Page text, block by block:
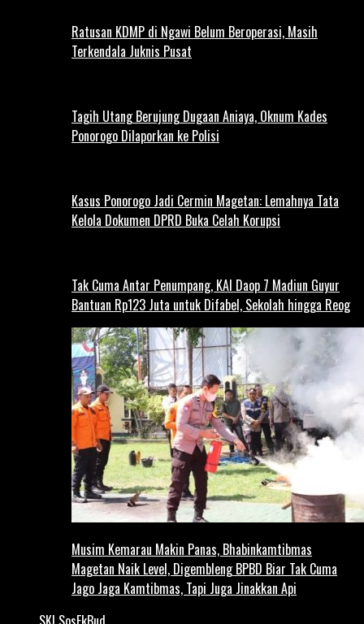
Ratusan KDMP di Ngawi Belum Beroperasi, Masih
Terkendala Juknis Pusat
Tagih Utang Berujung Dugaan Aniaya, Oknum Kades
Ponorogo Dilaporkan ke Polisi
Kasus Ponorogo Jadi Cermin Magetan: Lemahnya Tata
Kelola Dokumen DPRD Buka Celah Korupsi
Tak Cuma Antar Penumpang, KAI Daop 7 Madiun Guyur
Bantuan Rp123 Juta untuk Difabel, Sekolah hingga Reog
Musim Kemarau Makin Panas, Bhabinkamtibmas
Magetan Naik Level, Digembleng BPBD Biar Tak Cuma
Jago Jaga Kamtibmas, Tapi Juga Jinakkan Api